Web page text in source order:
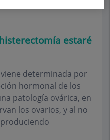
durante varios
estaré
determinada por
hormonal de los
patología ovárica, en
los ovarios, y al no